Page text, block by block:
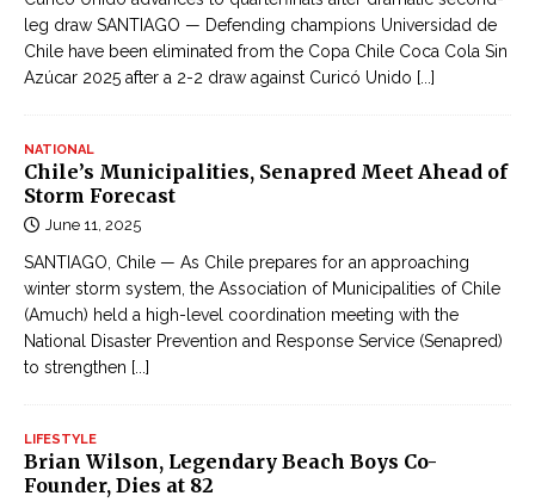
e
c
ậ
h
ậ
t
ê
n
t
Đ
ọ
i
s
b
u
s
c
r
a
s
h
i
n
leg draw SANTIAGO — Defending champions Universidad de
Chile have been eliminated from the Copa Chile Coca Cola Sin
Azúcar 2025 after a 2-2 draw against Curicó Unido [...]
NATIONAL
Chile’s Municipalities, Senapred Meet Ahead of
Storm Forecast
June 11, 2025
SANTIAGO, Chile — As Chile prepares for an approaching
winter storm system, the Association of Municipalities of Chile
(Amuch) held a high-level coordination meeting with the
National Disaster Prevention and Response Service (Senapred)
to strengthen [...]
LIFESTYLE
Brian Wilson, Legendary Beach Boys Co-
Founder, Dies at 82